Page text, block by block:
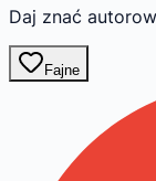
Daj znać
Fajne